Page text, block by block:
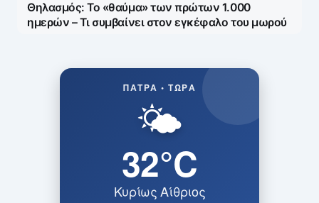
Θηλασμός: Το «θαύμα» των πρώτων 1.000
ημερών – Τι συμβαίνει στον εγκέφαλο του μωρού
ΠΆΤΡΑ • ΤΏΡΑ
🌤️
32°C
Κυρίως Αίθριος